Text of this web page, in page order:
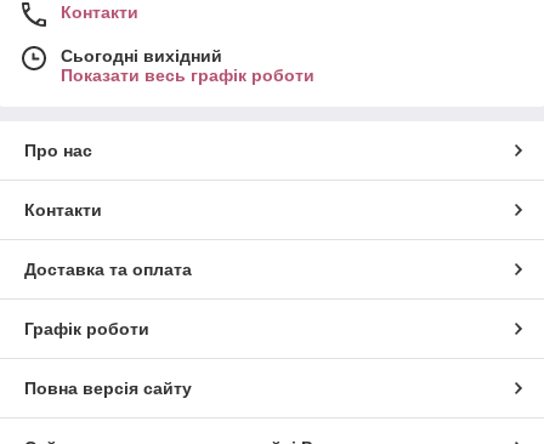
Контакти
Сьогодні вихідний
Показати весь графік роботи
Про нас
Контакти
Доставка та оплата
Графік роботи
Повна версія сайту